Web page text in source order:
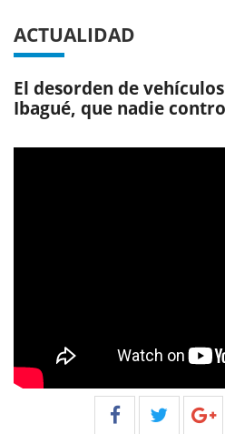
ACTUALIDAD
El desorden de
Ibagué, que nadie